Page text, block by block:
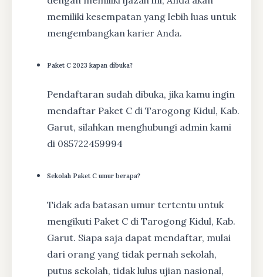
memiliki kesempatan yang lebih luas untuk
mengembangkan karier Anda.
Paket C 2023 kapan dibuka?
Pendaftaran sudah dibuka, jika kamu ingin
mendaftar Paket C di Tarogong Kidul, Kab.
Garut, silahkan menghubungi admin kami
di 085722459994
Sekolah Paket C umur berapa?
Tidak ada batasan umur tertentu untuk
mengikuti Paket C di Tarogong Kidul, Kab.
Garut. Siapa saja dapat mendaftar, mulai
dari orang yang tidak pernah sekolah,
putus sekolah, tidak lulus ujian nasional,